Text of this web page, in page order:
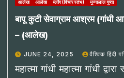
आलेख आलेख ब्लॉग (विचार स्तंभ) मुन्नालाल गुप्ता
बापू कुटी सेवाग्राम आश्रम (गांधी
– (आलेख)
JUNE 24, 2025 वैश्विक हिंदी
महात्मा गांधी महात्मा गांधी